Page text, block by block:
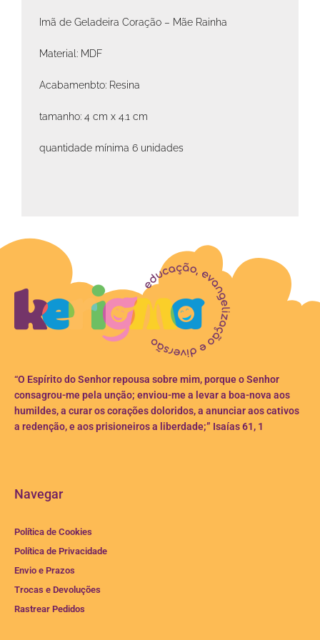
Imã de Geladeira Coração – Mãe Rainha
Material: MDF
Acabamenbto: Resina
tamanho: 4 cm x 4.1 cm
quantidade mínima 6 unidades
“O Espírito do Senhor repousa sobre mim, porque o Senhor
consagrou-me pela unção; enviou-me a levar a boa-nova aos
humildes, a curar os corações doloridos, a anunciar aos cativos
a redenção, e aos prisioneiros a liberdade;” Isaías 61, 1
Navegar
Política de Cookies
Política de Privacidade
Envio e Prazos
Trocas e Devoluções
Rastrear Pedidos